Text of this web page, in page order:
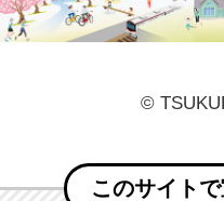
©
このサイト